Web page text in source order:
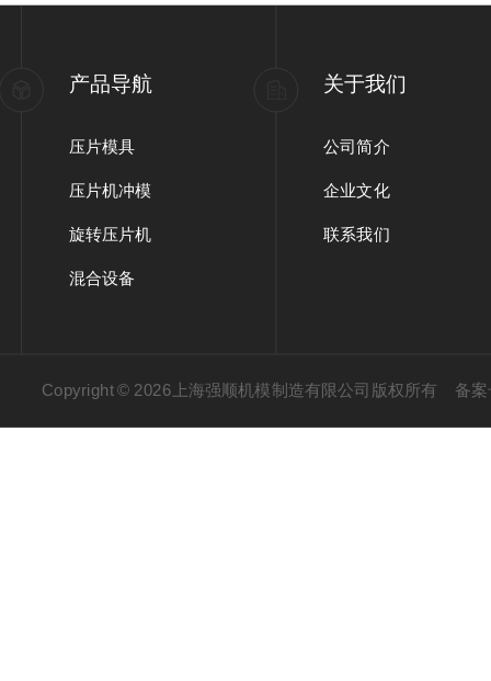
产品导航
压片模具
压片机冲模
旋转压片机
混合设备
关于我们
公司简介
企业文化
联系我们
Copyright © 2026上海强顺机模制造有限公司版权所有 备